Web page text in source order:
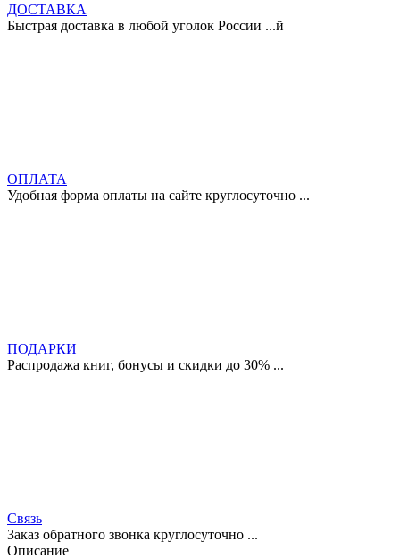
ДОСТАВКА
Быстрая доставка в любой уголок России ...й
ОПЛАТА
Удобная форма оплаты на сайте круглосуточно ...
ПОДАРКИ
Распродажа книг, бонусы и скидки до 30% ...
Связь
Заказ обратного звонка круглосуточно ...
Описание